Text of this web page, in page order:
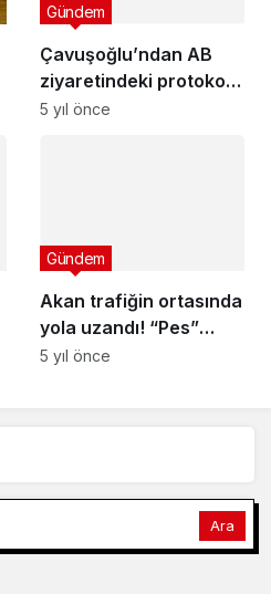
açıklama: Uluslararası
kurallar uygulandı
yola uzandı! “Pes”
dedirten olay